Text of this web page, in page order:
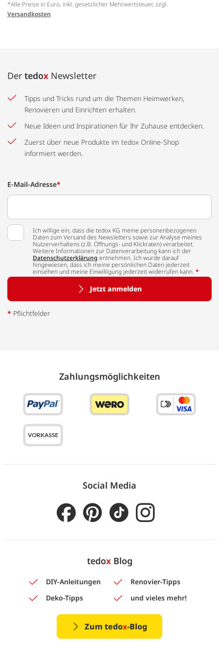
*Alle Preise in Euro, inkl. gesetzlicher Mehrwertsteuer, zzgl.
Versandkosten
Der tedox Newsletter
Tipps und Tricks rund um die Themen Heimwerken,
Renovieren und Einrichten erhalten.
Neue Ideen und Inspirationen für Ihr Zuhause entdecken.
Zuerst über neue Produkte im tedox Online-Shop
informiert werden.
E-Mail-Adresse*
Ich willige ein, dass die tedox KG meine personenbezogenen
Daten zum Versand des Newsletters sowie zur Analyse meines
Nutzerverhaltens (z.B. Öffnungs- und Klickraten) verarbeitet.
Weitere Informationen zur Datenverarbeitung kann ich der
Datenschutzerklärung entnehmen. Ich wurde darauf
hingewiesen, dass ich meine persönlichen Daten jederzeit
einsehen und meine Einwilligung jederzeit widerrufen kann. *
Jetzt anmelden
* Pflichtfelder
Zahlungs­möglich­keiten
Social Media
tedoxBlog
DIY-Anleitungen
Renovier-Tipps
Deko-Tipps
und vieles mehr!
Zum tedox-Blog